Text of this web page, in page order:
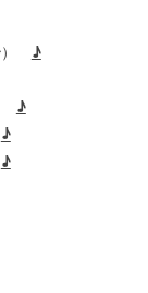
） ♪
♪
♪
♪